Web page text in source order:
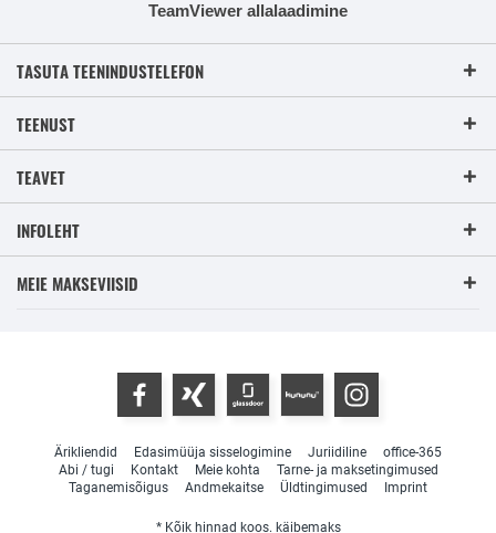
TeamViewer allalaadimine
TASUTA TEENINDUSTELEFON
TEENUST
TEAVET
INFOLEHT
MEIE MAKSEVIISID
Ärikliendid Edasimüüja sisselogimine Juriidiline
office-365
Abi / tugi
Kontakt Meie kohta
Tarne- ja maksetingimused
Taganemisõigus
Andmekaitse Üldtingimused Imprint
* Kõik hinnad koos. käibemaks